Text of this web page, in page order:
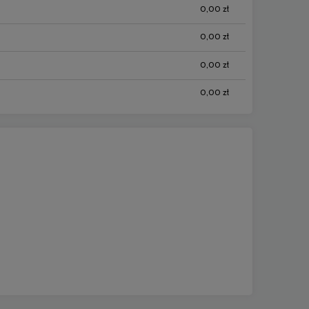
0,00 zł
0,00 zł
0,00 zł
0,00 zł